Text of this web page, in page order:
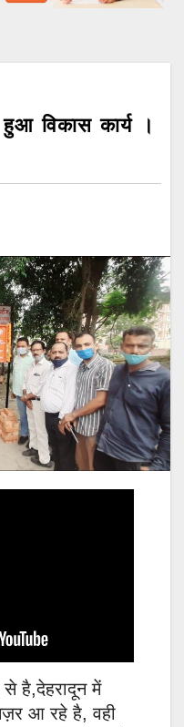
विकास कार्य ।
है,देहरादून में
आ रहे है, वही